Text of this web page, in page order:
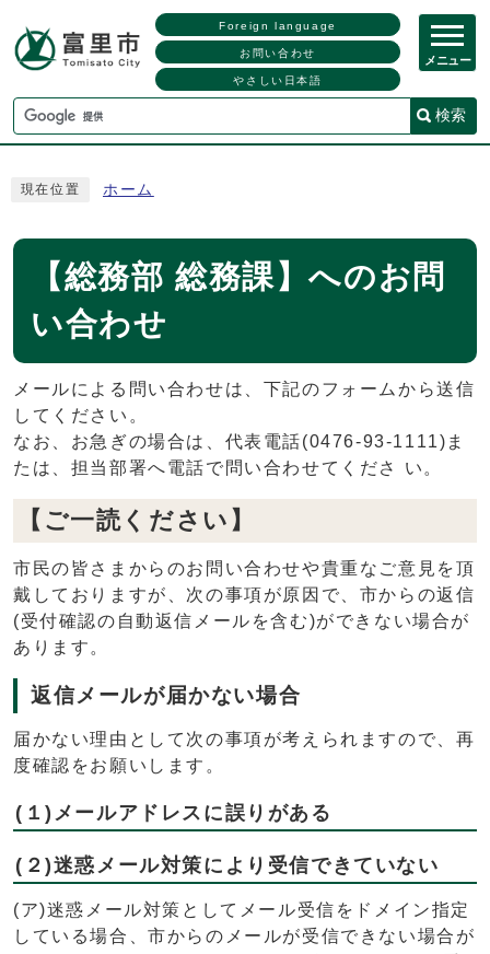
Foreign language
お問い合わせ
やさしい日本語
検索
メニュー
現在位置 ホーム
【総務部 総務課】へのお問
い合わせ
メールによる問い合わせは、下記のフォームから送信
してください。
なお、お急ぎの場合は、代表電話(0476-93-1111)ま
たは、担当部署へ電話で問い合わせてくださ い。
【ご一読ください】
市民の皆さまからのお問い合わせや貴重なご意見を頂
戴しておりますが、次の事項が原因で、市からの返信
(受付確認の自動返信メールを含む)ができない場合が
あります。
返信メールが届かない場合
届かない理由として次の事項が考えられますので、再
度確認をお願いします。
(１)メールアドレスに誤りがある
(２)迷惑メール対策により受信できていない
(ア)迷惑メール対策としてメール受信をドメイン指定
している場合、市からのメールが受信できない場合が